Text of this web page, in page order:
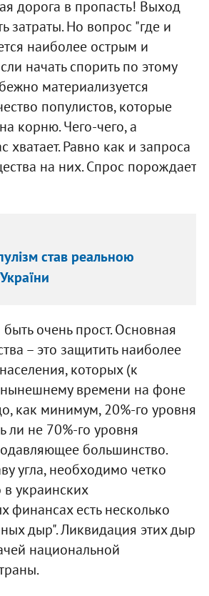
дорога в пропасть! Выход
затраты. Но вопрос "где и
наиболее острым и
начать спорить по этому
материализуется
популистов, которые
корню. Чего-чего, а
хватает. Равно как и запроса
на них. Спрос порождает
став реальною
очень прост. Основная
– это защитить наиболее
которых (к
времени на фоне
как минимум, 20%-го уровня
ли не 70%-го уровня
большинство.
угла, необходимо четко
в украинских
финансах есть несколько
дыр". Ликвидация этих дыр
национальной